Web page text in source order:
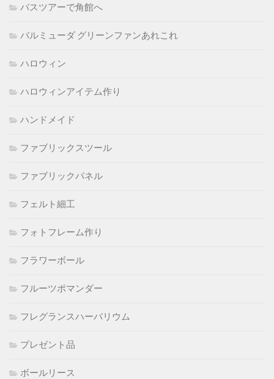
バスツアーで角館へ
バルミューダ グリーンファンあれこれ
ハロウィン
ハロウィンアイテム作り
ハンドメイド
ファブリックスツール
ファブリックパネル
フェルト細工
フォトフレーム作り
フラワーボール
フルーツポマンダー
フレグランスハーバリウム
プレゼント品
ボールリース